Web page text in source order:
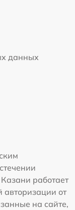
данных
работает
от
на сайте,